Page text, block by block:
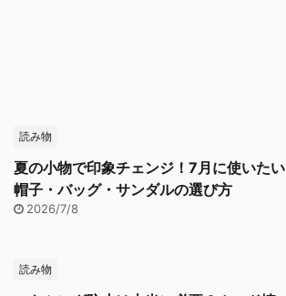
読み物
夏の小物で印象チェンジ！7月に使いたい
帽子・バッグ・サンダルの選び方
2026/7/8
読み物